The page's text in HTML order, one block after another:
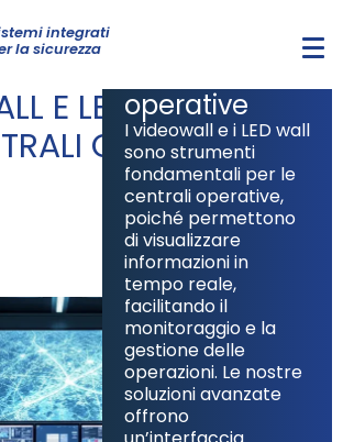
integrati
la sicurezza
E LED WALL PER LE
OPERATIVE
operative
I videowall e i LED wall
sono strumenti
fondamentali per le
centrali operative,
poiché permettono
di visualizzare
informazioni in
tempo reale,
facilitando il
monitoraggio e la
gestione delle
operazioni. Le nostre
soluzioni avanzate
offrono